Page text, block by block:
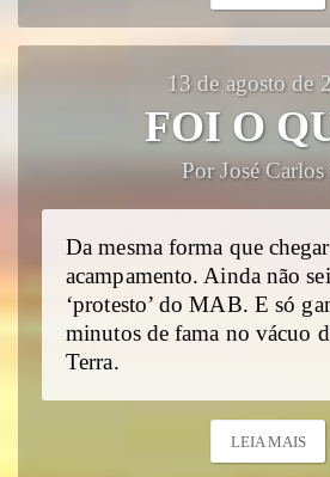
13 de agosto de
FOI O
Por José Carlos
Da mesma forma que
acampamento. Ainda não
‘protesto’ do MAB. E só
minutos de fama no vácuo
Terra.
LEIA MAIS